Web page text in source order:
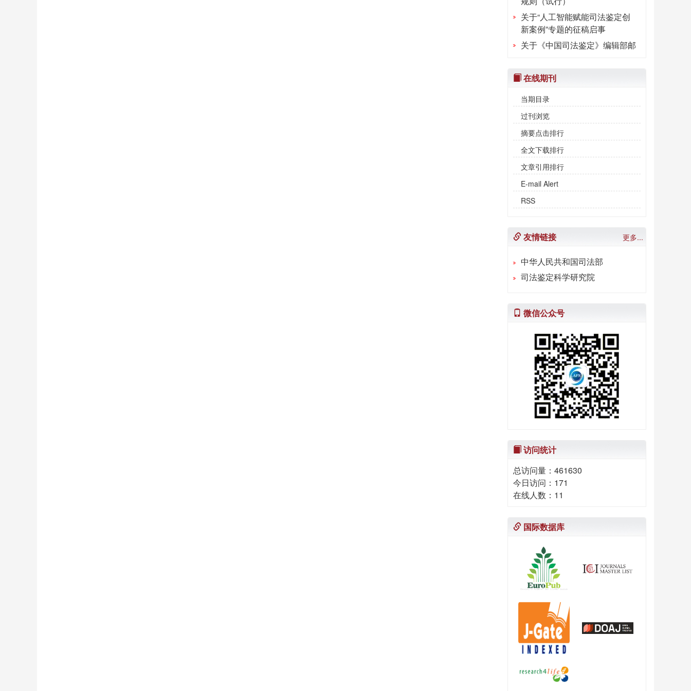
关于“人工智能赋能司法鉴定创
新案例”专题的征稿启事
关于《中国司法鉴定》编辑部邮
箱变更的通知
系统！
《中国司法鉴定》重点选题
（2024年7月至2025年12月）
在线期刊
当期目录
过刊浏览
摘要点击排行
全文下载排行
文章引用排行
E-mail Alert
RSS
友情链接 更多...
中华人民共和国司法部
司法鉴定科学研究院
微信公众号
访问统计
总访问量： 461630
今日访问： 171
在线人数： 11
国际数据库